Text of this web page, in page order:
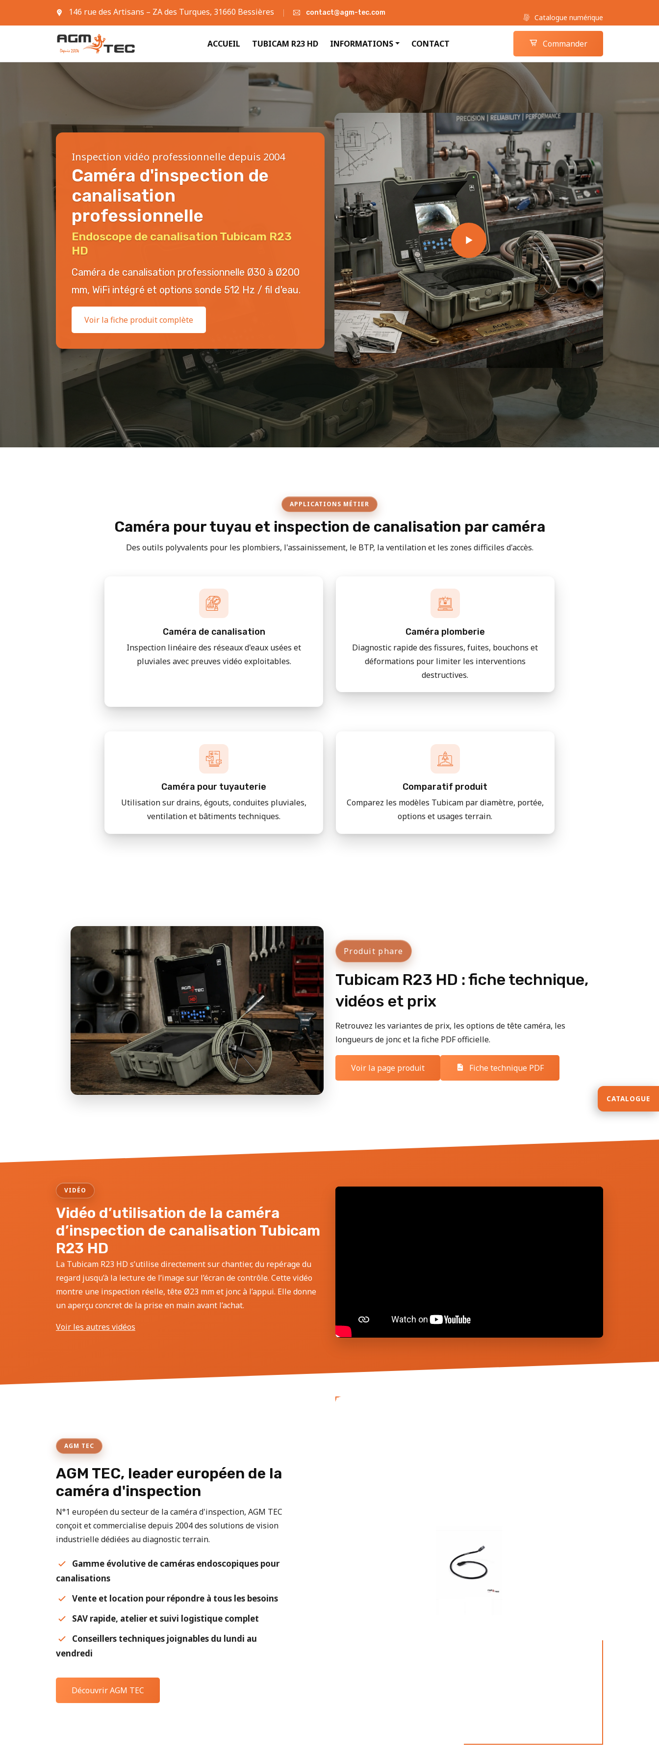
146 rue des Artisans – ZA des Turques, 31660 Bessières contact@agm-tec.com
05 61 42 90 63
Catalogue numérique
Boutique camera-inspection.com
Panier
ACCUEIL TUBICAM R23 HD INFORMATIONS CONTACT Commander
Inspection vidéo professionnelle depuis 2004
Caméra d'inspection de
canalisation
professionnelle
Endoscope de canalisation Tubicam R23
HD
Caméra de canalisation professionnelle Ø30 à Ø200
mm, WiFi intégré et options sonde 512 Hz / fil d'eau.
Voir la fiche produit complète
APPLICATIONS MÉTIER
Caméra pour tuyau et inspection de canalisation par caméra
Des outils polyvalents pour les plombiers, l'assainissement, le BTP, la ventilation et les zones difficiles d'accès.
Caméra de canalisation
Inspection linéaire des réseaux d'eaux usées et
pluviales avec preuves vidéo exploitables.
Caméra plomberie
Diagnostic rapide des fissures, fuites, bouchons et
déformations pour limiter les interventions
destructives.
Caméra pour tuyauterie
Utilisation sur drains, égouts, conduites pluviales,
ventilation et bâtiments techniques.
Comparatif produit
Comparez les modèles Tubicam par diamètre, portée,
options et usages terrain.
Produit phare
Tubicam R23 HD : fiche technique,
vidéos et prix
Retrouvez les variantes de prix, les options de tête caméra, les
longueurs de jonc et la fiche PDF officielle.
Voir la page produit Fiche technique PDF
VIDÉO
Vidéo d’utilisation de la caméra
d’inspection de canalisation Tubicam
R23 HD
La Tubicam R23 HD s’utilise directement sur chantier, du repérage du
regard jusqu’à la lecture de l’image sur l’écran de contrôle. Cette vidéo
montre une inspection réelle, tête Ø23 mm et jonc à l’appui. Elle donne
un aperçu concret de la prise en main avant l’achat.
Voir les autres vidéos
AGM TEC
AGM TEC, leader européen de la
caméra d'inspection
N°1 européen du secteur de la caméra d'inspection, AGM TEC
conçoit et commercialise depuis 2004 des solutions de vision
industrielle dédiées au diagnostic terrain.
Gamme évolutive de caméras endoscopiques pour
canalisations
Vente et location pour répondre à tous les besoins
SAV rapide, atelier et suivi logistique complet
Conseillers techniques joignables du lundi au
vendredi
Découvrir AGM TEC
CATALOGUE